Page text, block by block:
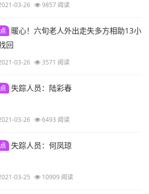
03-26 9857 阅读
暖心！六旬老人外出走失多方相助13小
回
03-26 3571 阅读
失踪人员：陆彩春
03-26 6493 阅读
失踪人员：何凤琼
03-25 10909 阅读